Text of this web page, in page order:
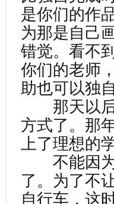
是你们的作
为那是自己
错觉。看不
你们的老师
助也可以独
那天以后
方式了。那
上了理想的
不能因为
了。为了不
自行车，这